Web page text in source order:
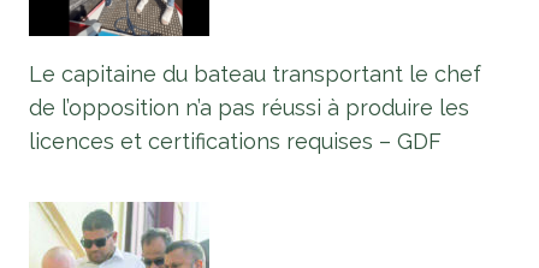
Le capitaine du bateau transportant le chef
de l’opposition n’a pas réussi à produire les
licences et certifications requises – GDF